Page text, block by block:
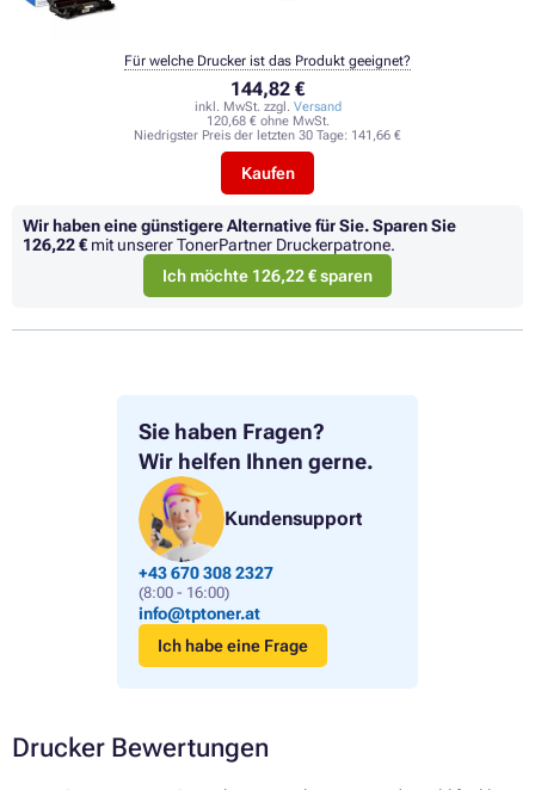
Sie haben Fragen?
Wir helfen Ihnen gerne.
Kundensupport
+43 670 308 2327
(8:00 - 16:00)
info@tptoner.at
Ich habe eine Frage
144,82 €
inkl. MwSt. zzgl. Versand
120,68 € ohne MwSt.
Niedrigster Preis der letzten 30 Tage: 141,66 €
Kaufen
Für welche Drucker ist das Produkt geeignet?
Wir haben eine günstigere Alternative für Sie.Sparen Sie
126,22 € mit unserer TonerPartner Druckerpatrone.
Ich möchte 126,22 € sparen
Drucker Bewertungen